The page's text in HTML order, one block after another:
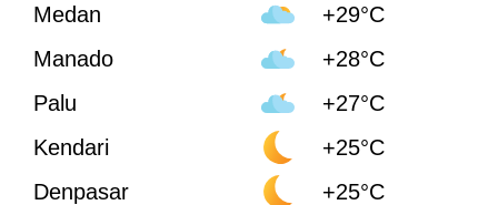
Medan
+29°C
Manado
+28°C
Palu
+27°C
Kendari
+25°C
Denpasar
+25°C